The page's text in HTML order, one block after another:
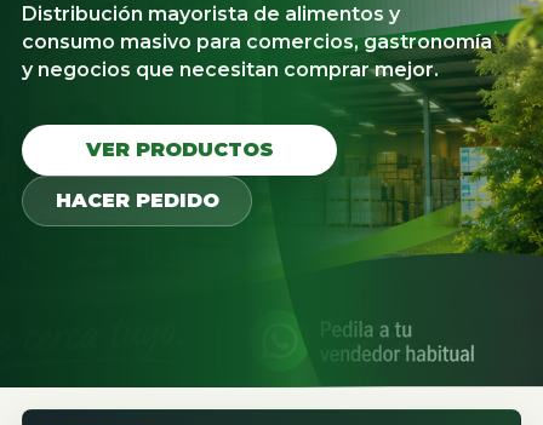
Distribución mayorista de alimentos y
consumo masivo para comercios, gastronomía
y negocios que necesitan comprar mejor.
VER PRODUCTOS
HACER PEDIDO